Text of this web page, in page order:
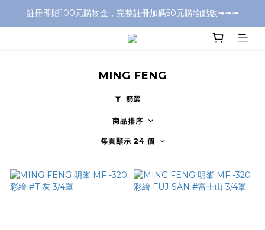
全店消費滿千元，超商取付免運費
註冊即贈100元購物金，完整註冊加碼50元購物點數➟➟➟
全店消費滿千元，超商取付免運費
MING FENG
篩選
商品排序
每頁顯示 24 個